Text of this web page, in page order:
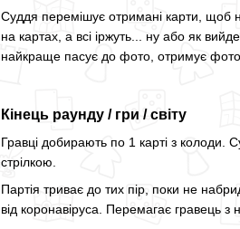
Суддя перемішує отримані карти, щоб
на картах, а всі іржуть... ну або як
найкраще пасує до фото, отримує
Кінець раунду / гри / світу
Гравці добирають по 1 карті з колоди.
стрілкою.
Партія триває до тих пір, поки не
від коронавіруса. Перемагає гравець з